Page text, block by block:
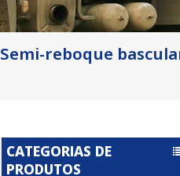
Semi-reboque
CATEGORIAS DE
PRODUTOS